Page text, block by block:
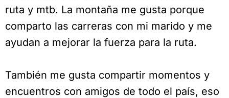
ruta y mtb. La montaña me gusta porque
comparto las carreras con mi marido y me
ayudan a mejorar la fuerza para la ruta.
También me gusta compartir momentos y
encuentros con amigos de todo el país, eso